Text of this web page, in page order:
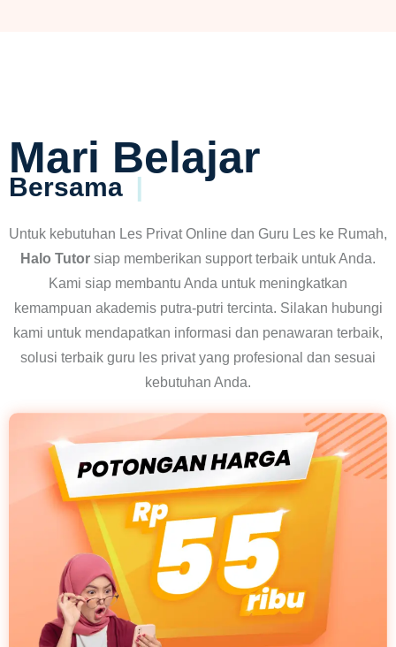
Mari Belajar
Bersama Halo Tu
Untuk kebutuhan Les Privat Online dan Guru Les ke Rumah,
Halo Tutor siap memberikan support terbaik untuk Anda.
Kami siap membantu Anda untuk meningkatkan
kemampuan akademis putra-putri tercinta. Silakan hubungi
kami untuk mendapatkan informasi dan penawaran terbaik,
solusi terbaik guru les privat yang profesional dan sesuai
kebutuhan Anda.